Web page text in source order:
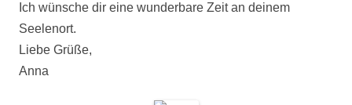
Ich wünsche dir eine wunderbare Zeit an deinem
Seelenort.
Liebe Grüße,
Anna